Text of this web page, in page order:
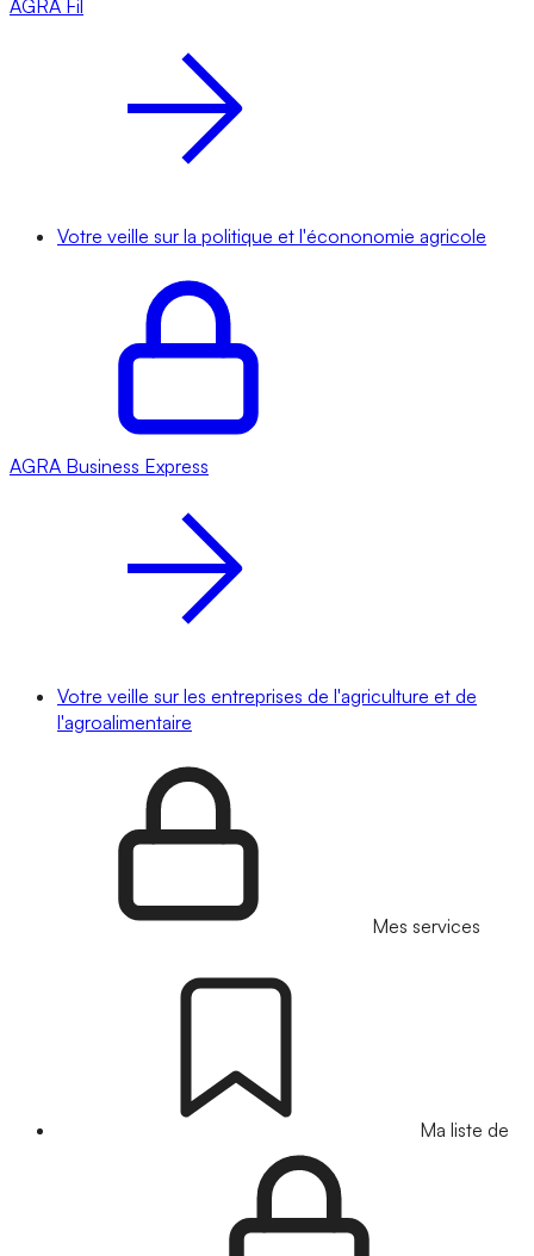
AGRA Fil
Votre veille sur la politique et l'écononomie agricole
AGRA Business Express
Votre veille sur les entreprises de l'agriculture et de
l'agroalimentaire
Mes services
Ma liste de